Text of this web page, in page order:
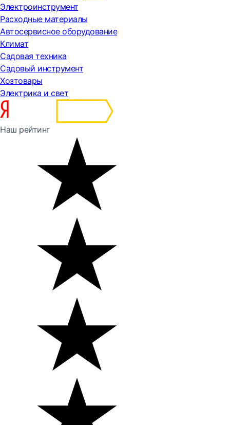
Электроинструмент
Расходные материалы
Автосервисное оборудование
Климат
Садовая техника
Садовый инструмент
Хозтовары
Электрика и свет
Наш рейтинг